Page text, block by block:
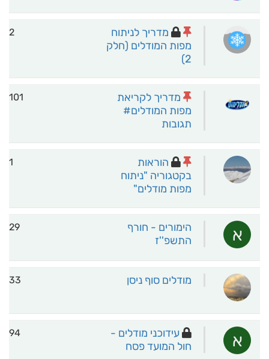
מדריך לניתוח
מפות המודלים (חלק
2)
2
מדריך לקריאת
מפות המודלים#
תגובות
101
הוראות
בקטגוריה "ניתוח
מפות מודלים"
1
א
הימורים - חורף
התשפ''ז
29
מודלים סוף ניסן 33
א
עידוכני מודלים -
חול המועד פסח
94